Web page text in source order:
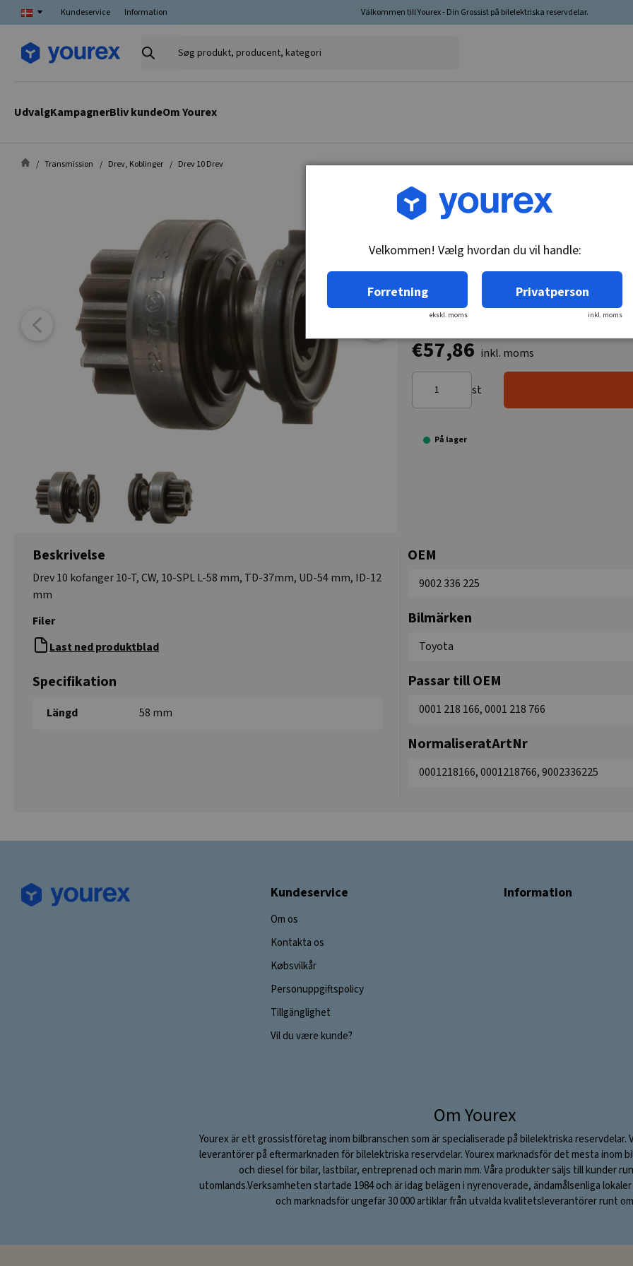
Kundeservice Information Välkommen till Yourex - Din Grossist på bilelektriska reservdelar.
Søg
UdvalgKampagnerBliv kundeOm Yourex
Transmission Drev, Koblinger Drev 10 Drev
Vare nr.: 9002-336-225
€57,86 inkl. moms
st
På lager
Beskrivelse
Drev 10 kofanger 10-T, CW, 10-SPL L-58 mm, TD-37mm, UD-54 mm, ID-12
mm
Filer
Last ned produktblad
Specifikation
Längd 58 mm
OEM
9002 336 225
Bilmärken
Toyota
Passar till OEM
0001 218 166, 0001 218 766
NormaliseratArtNr
0001218166, 0001218766, 9002336225
Kundeservice
Om os
Kontakta os
Købsvilkår
Personuppgiftspolicy
Tillgänglighet
Vil du være kunde?
Information
Om Yourex
Yourex är ett grossistföretag inom bilbranschen som är specialiserade på bilelektriska reservdelar.
leverantörer på eftermarknaden för bilelektriska reservdelar. Yourex marknadsför det mesta inom
och diesel för bilar, lastbilar, entreprenad och marin mm. Våra produkter säljs till kunder
utomlands.Verksamheten startade 1984 och är idag belägen i nyrenoverade, ändamålsenliga lokaler
och marknadsför ungefär 30 000 artiklar från utvalda kvalitetsleverantörer runt
Velkommen! Vælg hvordan du vil handle:
Forretning
ekskl. moms
Privatperson
inkl. moms